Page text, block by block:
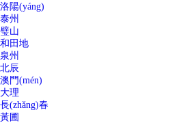
洛陽(yáng)
泰州
璧山
和田地
泉州
北辰
澳門(mén)
大理
長(zhǎng)春
黃圃